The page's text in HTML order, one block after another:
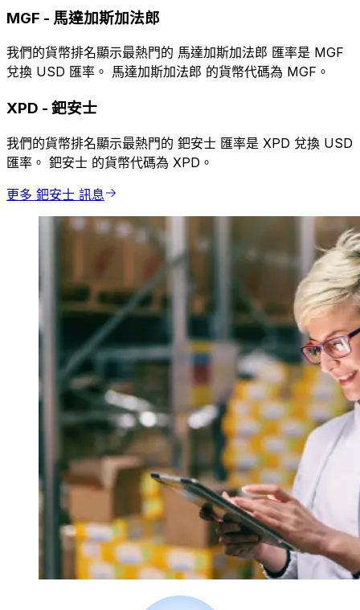
MGF - 馬達加斯加法郎
我們的貨幣排名顯示最熱門的 馬達加斯加法郎 匯率是 MGF
兌換 USD 匯率。 馬達加斯加法郎 的貨幣代碼為 MGF。
XPD - 鈀安士
我們的貨幣排名顯示最熱門的 鈀安士 匯率是 XPD 兌換 USD
匯率。 鈀安士 的貨幣代碼為 XPD。
更多 鈀安士 訊息